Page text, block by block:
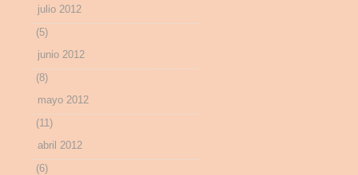
julio 2012
(5)
junio 2012
(8)
mayo 2012
(11)
abril 2012
(6)